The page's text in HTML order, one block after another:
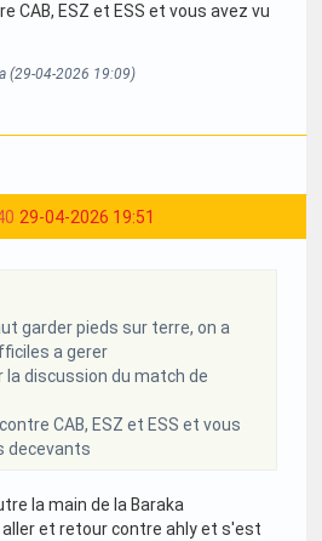
CAB, ESZ et ESS et vous avez vu
(29-04-2026 19:09)
29-04-2026 19:51
garder pieds sur terre, on a
a gerer
la discussion du match de
CAB, ESZ et ESS et vous
decevants
la main de la Baraka
aller et retour contre ahly et s'est